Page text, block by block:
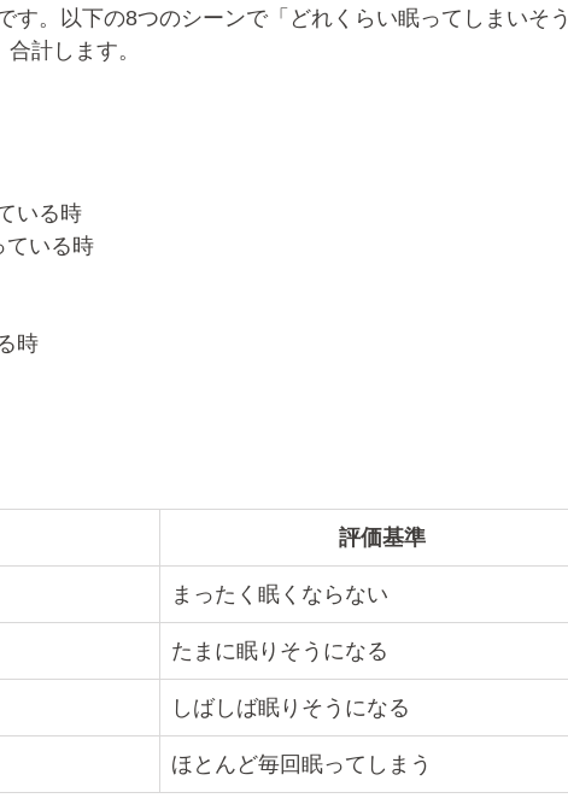
す。以下の8つのシーンで「どれくらい眠ってしまいそう
計します。
いる時
ている時
時
評価基準
まったく眠くならない
たまに眠りそうになる
しばしば眠りそうになる
ほとんど毎回眠ってしまう